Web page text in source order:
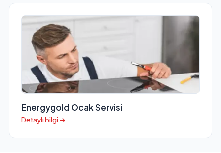
Energygold Ocak Servisi
Detaylı bilgi →